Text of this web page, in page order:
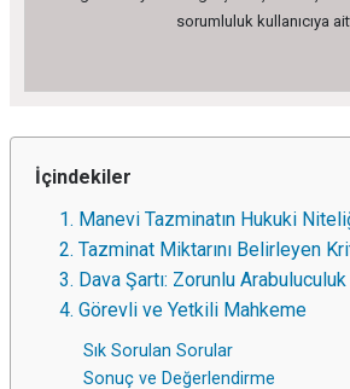
sorumluluk kullanıcıya
İçindekiler
1. Manevi Tazminatın Hukuki
2. Tazminat Miktarını Belirleyen
3. Dava Şartı: Zorunlu Arabuluculuk
4. Görevli ve Yetkili Mahkeme
Sık Sorulan Sorular
Sonuç ve Değerlendirme